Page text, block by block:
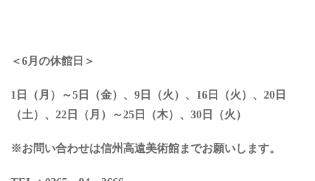
＜6月の休館日＞
1日（月）～5日（金）、9日（火）、16日（火）、20日
（土）、22日（月）～25日（木）、30日（火）
※お問い合わせは信州高遠美術館までお願いします。